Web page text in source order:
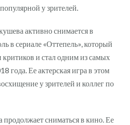
у зрителей.
активно снимается в
в сериале «Оттепель», который
и стал одним из самых
года. Ее актерская игра в этом
у зрителей и коллег по
сниматься в кино. Ее